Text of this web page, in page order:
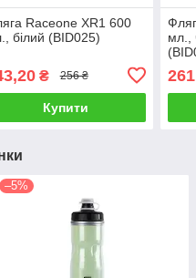
Raceone XR1 600
білий (BID025)
₴ 256 ₴
Купити
мл.,
–5%